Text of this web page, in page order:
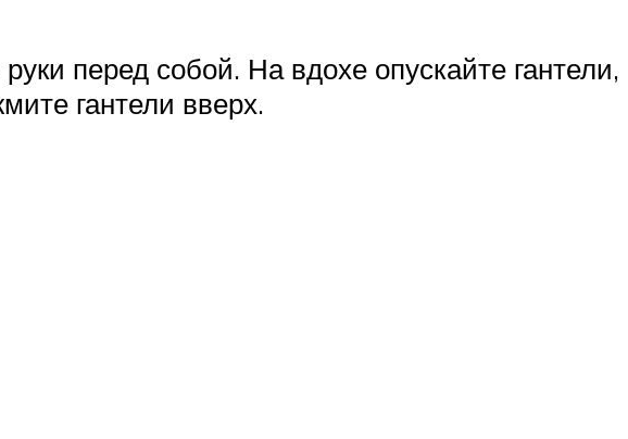
перед собой. На вдохе опускайте гантели,
гантели вверх.